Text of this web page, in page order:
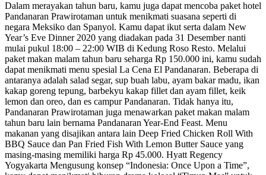
Dalam merayakan tahun baru, kamu juga dapat mencoba paket hotel
Pandanaran Prawirotaman untuk menikmati suasana seperti di
negara Meksiko dan Spanyol. Kamu dapat ikut serta dalam New
Year’s Eve Dinner 2020 yang diadakan pada 31 Desember nanti
mulai pukul 18:00 – 22:00 WIB di Kedung Roso Resto. Melalui
paket makan malam tahun baru seharga Rp 150.000 ini, kamu sudah
dapat menikmati menu spesial La Cena El Pandanaran. Beberapa di
antaranya adalah salad segar, sup buah labu, ayam bakar madu, ikan
kakap goreng tepung, barbekyu kakap fillet dan ayam fillet, keik
lemon dan oreo, dan es campur Pandanaran. Tidak hanya itu,
Pandanaran Prawirotaman juga menawarkan paket makan malam
tahun baru lain bernama Pandanaran Year-End Feast. Menu
makanan yang disajikan antara lain Deep Fried Chicken Roll With
BBQ Sauce dan Pan Fried Fish With Lemon Butter Sauce yang
masing-masing memiliki harga Rp 45.000. Hyatt Regency
Yogyakarta Mengusung konsep “Indonesia: Once Upon a Time”,